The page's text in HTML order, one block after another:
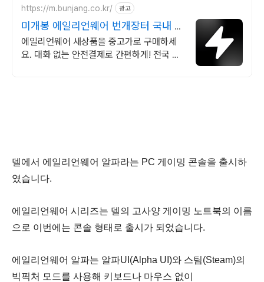
https://m.bunjang.co.kr/ 광고
미개봉 에일리언웨어 번개장터 국내 최
대 브랜드 중고거래
에일리언웨어 새상품을 중고가로 구매하세
요. 대화 없는 안전결제로 간편하게! 전국 각
델에서 에일리언웨어 알파라는 PC 게이밍 콘솔을 출시하
였습니다.
에일리언웨어 시리즈는 델의 고사양 게이밍 노트북의 이름
으로 이번에는 콘솔 형태로 출시가 되었습니다.
에일리언웨어 알파는 알파UI(Alpha UI)와 스팀(Steam)의
빅픽처 모드를 사용해 키보드나 마우스 없이